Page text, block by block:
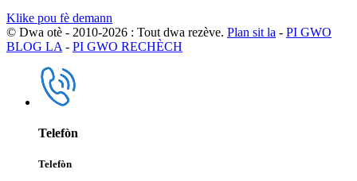
Klike pou fè demann
© Dwa otè - 2010-2026 : Tout dwa rezève. Plan sit la - PI GWO
BLOG LA - PI GWO RECHÈCH
Telefòn
Telefòn